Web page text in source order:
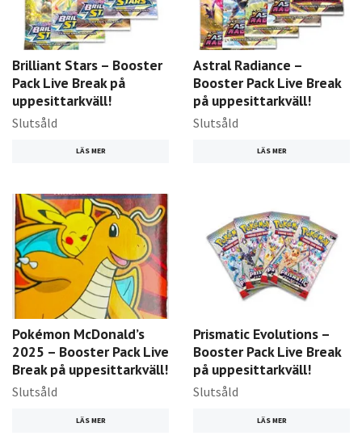
Brilliant Stars – Booster
Pack Live Break på
uppesittarkväll!
Slutsåld
LÄS MER
Astral Radiance –
Booster Pack Live Break
på uppesittarkväll!
Slutsåld
LÄS MER
Pokémon McDonald’s
2025 – Booster Pack Live
Break på uppesittarkväll!
Slutsåld
LÄS MER
Prismatic Evolutions –
Booster Pack Live Break
på uppesittarkväll!
Slutsåld
LÄS MER